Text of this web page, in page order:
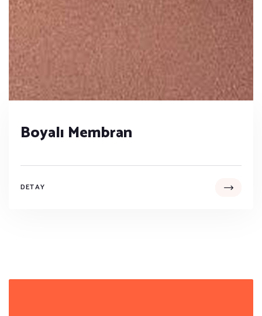
Boyalı Membran
DETAY